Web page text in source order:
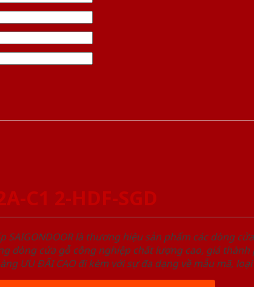
C1 2-HDF-SGD
SAIGONDOOR là thương hiệu sản phẩm các dòng
dòng cửa gỗ công nghiệp chất lượng cao, giá thành
ƯU ĐÃI CAO đi kèm với sự đa dạng về mẫu mã,